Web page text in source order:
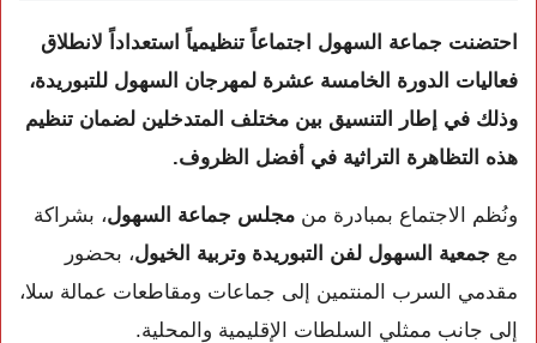
فعاليات الدورة الخامسة عشرة لمهرجان السهول للتبوريدة،
وذلك في إطار التنسيق بين مختلف المتدخلين لضمان تنظيم
هذه التظاهرة التراثية في أفضل الظروف.
ونُظم الاجتماع بمبادرة من مجلس جماعة السهول، بشراكة
مع جمعية السهول لفن التبوريدة وتربية الخيول، بحضور
مقدمي السرب المنتمين إلى جماعات ومقاطعات عمالة سلا،
إلى جانب ممثلي السلطات الإقليمية والمحلية.